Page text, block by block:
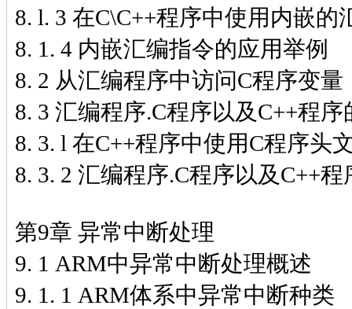
8. l. 3 在C\C++程序中使用内嵌的
8. 1. 4 内嵌汇编指令的应用举例
8. 2 从汇编程序中访问C程序变量
8. 3 汇编程序.C程序以及C++程
8. 3. l 在C++程序中使用C程序头
8. 3. 2 汇编程序.C程序以及C++
第9章 异常中断处理
9. 1 ARM中异常中断处理概述
9. 1. 1 ARM体系中异常中断种类